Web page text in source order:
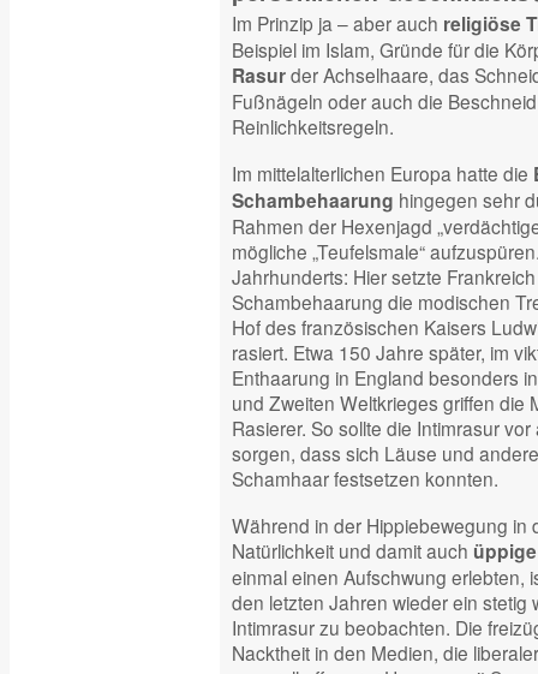
Im Prinzip ja – aber auch religiöse
Beispiel im Islam, Gründe für die
Rasurder Achselhaare, das
Fußnägeln oder auch die
Reinlichkeitsregeln.
Im mittelalterlichen Europa hatte die
Schambehaarung hingegen sehr
Rahmen der Hexenjagd
mögliche „Teufelsmale“
Jahrhunderts: Hier setzte
Schambehaarung die modischen
Hof des französischen Kaisers
rasiert. Etwa 150 Jahre später, im
Enthaarung in England besonders
und Zweiten Weltkrieges griffen die
Rasierer. So sollte die Intimrasur
sorgen, dass sich Läuse und
Schamhaar festsetzen konnten.
Während in der Hippiebewegung in
Natürlichkeit und damit auch
einmal einen Aufschwung erlebten,
den letzten Jahren wieder ein stetig
Intimrasur zu beobachten. Die
Nacktheit in den Medien, die